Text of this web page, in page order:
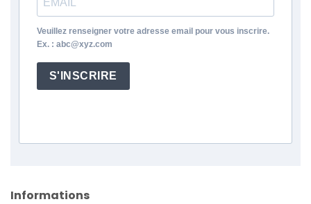
Informations
Veuillez renseigner votre adresse email pour vous inscrire.
Ex. : abc@xyz.com
S'INSCRIRE